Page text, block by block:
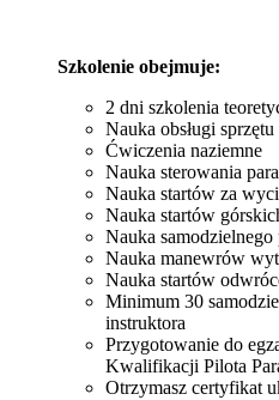
Szkolenie obejmuje:
2 dni szkolenia
Nauka obsługi
Ćwiczenia naziemne
Nauka sterowania
Nauka startów za
Nauka startów
Nauka
Nauka manewrów
Nauka startów
Minimum 30
instruktora
Przygotowanie do
Kwalifikacji Pilota
Otrzymasz certyfikat